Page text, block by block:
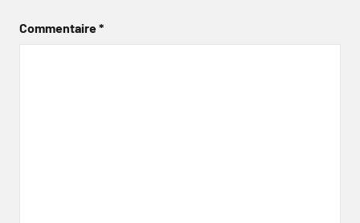
Commentaire*